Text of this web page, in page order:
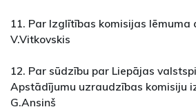
11. Par Izglītības komisijas lēmuma
V.Vitkovskis
12. Par sūdzību par Liepājas
Apstādījumu uzraudzības komisiju
G.Ansiņš